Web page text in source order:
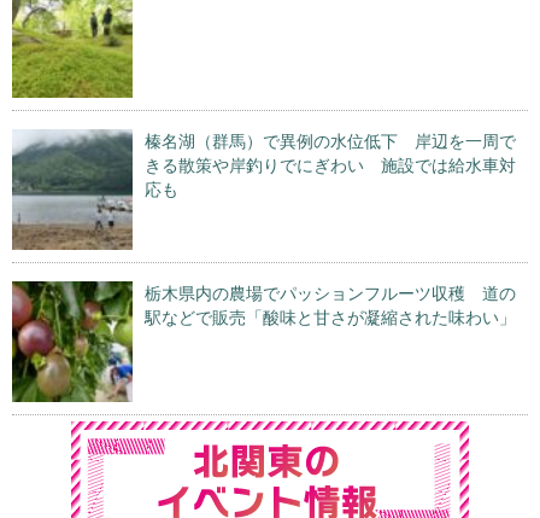
榛名湖（群馬）で異例の水位低下 岸辺を一周で
きる散策や岸釣りでにぎわい 施設では給水車対
応も
栃木県内の農場でパッションフルーツ収穫 道の
駅などで販売「酸味と甘さが凝縮された味わい」